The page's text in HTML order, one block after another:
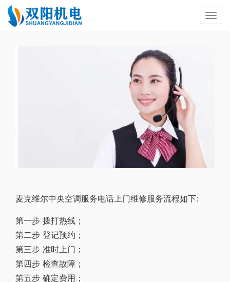
麦克维尔中央空调服务电话上门维修服务流程如下:
第一步 拨打热线；
第二步 登记预约；
第三步 准时上门；
第四步 检查故障；
第五步 确定费用；